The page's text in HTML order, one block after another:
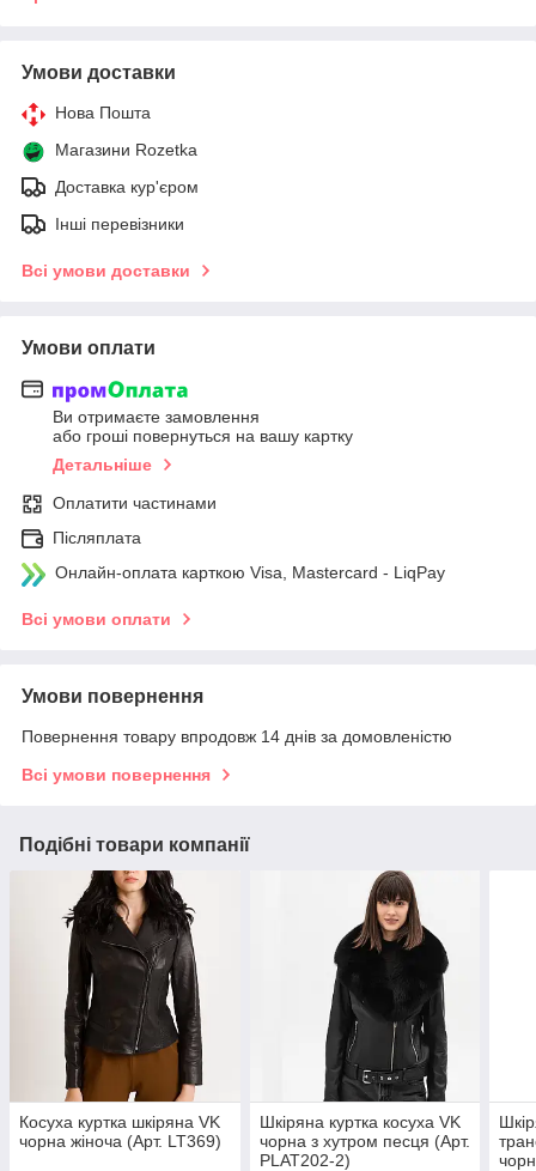
Умови доставки
Нова Пошта
Магазини Rozetka
Доставка кур'єром
Інші перевізники
Всі умови доставки
Умови оплати
Ви отримаєте замовлення
або гроші повернуться на вашу картку
Детальніше
Оплатити частинами
Післяплата
Онлайн-оплата карткою Visa, Mastercard - LiqPay
Всі умови оплати
Умови повернення
Повернення товару впродовж 14 днів за домовленістю
Всі умови повернення
Подібні товари компанії
Косуха куртка шкіряна VK
чорна жіноча (Арт. LT369)
Шкіряна куртка косуха VK
чорна з хутром песця (Арт.
PLAT202-2)